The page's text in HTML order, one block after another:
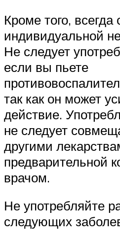
Кроме того, всегда
индивидуальной
Не следует
если вы пьете
так как он может
действие.
не следует
другими
предварительной
врачом.
Не употребляйте
следующих